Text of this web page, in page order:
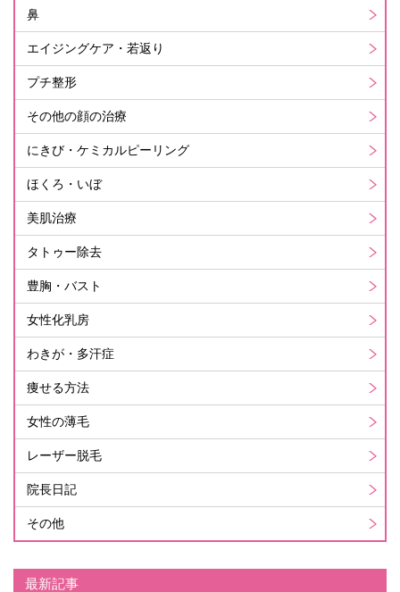
鼻
エイジングケア・若返り
プチ整形
その他の顔の治療
にきび・ケミカルピーリング
ほくろ・いぼ
美肌治療
タトゥー除去
豊胸・バスト
女性化乳房
わきが・多汗症
痩せる方法
女性の薄毛
レーザー脱毛
院長日記
その他
最新記事